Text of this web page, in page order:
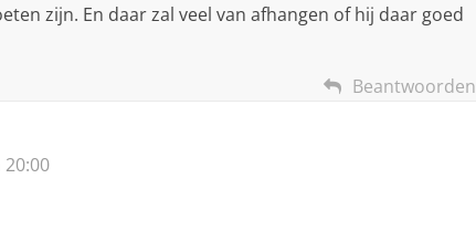
zijn. En daar zal veel van afhangen of hij daar goed
Beantwoorden